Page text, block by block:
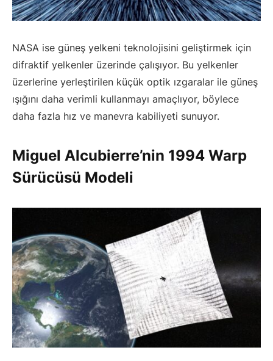
NASA ise güneş yelkeni teknolojisini geliştirmek için
difraktif yelkenler üzerinde çalışıyor. Bu yelkenler
üzerlerine yerleştirilen küçük optik ızgaralar ile güneş
ışığını daha verimli kullanmayı amaçlıyor, böylece
daha fazla hız ve manevra kabiliyeti sunuyor.
Miguel Alcubierre’nin 1994 Warp
Sürücüsü Modeli